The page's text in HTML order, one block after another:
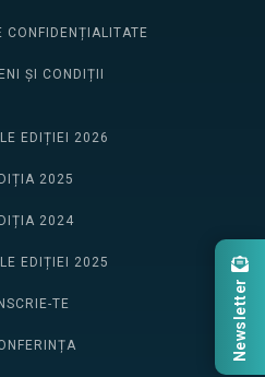
CONFIDENȚIALITATE
ȘI CONDIȚII
EDIȚIEI 2026
2025
2024
EDIȚIEI 2025
TE Newsletter